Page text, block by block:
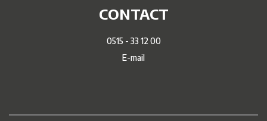
CONTACT
0515 - 33 12 00
E-mail